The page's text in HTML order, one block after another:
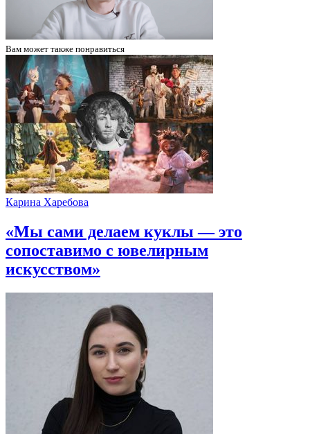
Вам может также понравиться
Карина Харебова
«Мы сами делаем куклы — это
сопоставимо с ювелирным
искусством»